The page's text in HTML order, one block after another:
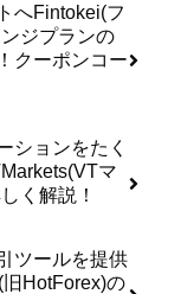
へFintokei(フ
ジプランの
クーポンコー
ションをたく
マ
く解説！
ツールを提供
HotForex)の